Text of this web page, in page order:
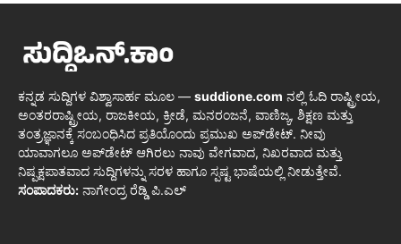
ಕನ್ನಡ ಸುದ್ದಿಗಳ ವಿಶ್ವಾಸಾರ್ಹ ಮೂಲ — suddione.com ನಲ್ಲಿ ಓದಿ ರಾಷ್ಟ್ರೀಯ,
ಅಂತರರಾಷ್ಟ್ರೀಯ, ರಾಜಕೀಯ, ಕ್ರೀಡೆ, ಮನರಂಜನೆ, ವಾಣಿಜ್ಯ, ಶಿಕ್ಷಣ ಮತ್ತು
ತಂತ್ರಜ್ಞಾನಕ್ಕೆ ಸಂಬಂಧಿಸಿದ ಪ್ರತಿಯೊಂದು ಪ್ರಮುಖ ಅಪ್‌ಡೇಟ್. ನೀವು
ಯಾವಾಗಲೂ ಅಪ್‌ಡೇಟ್ ಆಗಿರಲು ನಾವು ವೇಗವಾದ, ನಿಖರವಾದ ಮತ್ತು
ನಿಷ್ಪಕ್ಷಪಾತವಾದ ಸುದ್ದಿಗಳನ್ನು ಸರಳ ಹಾಗೂ ಸ್ಪಷ್ಟ ಭಾಷೆಯಲ್ಲಿ ನೀಡುತ್ತೇವೆ.
ಸಂಪಾದಕರು: ನಾಗೇಂದ್ರ ರೆಡ್ಡಿ ಪಿ.ಎಲ್